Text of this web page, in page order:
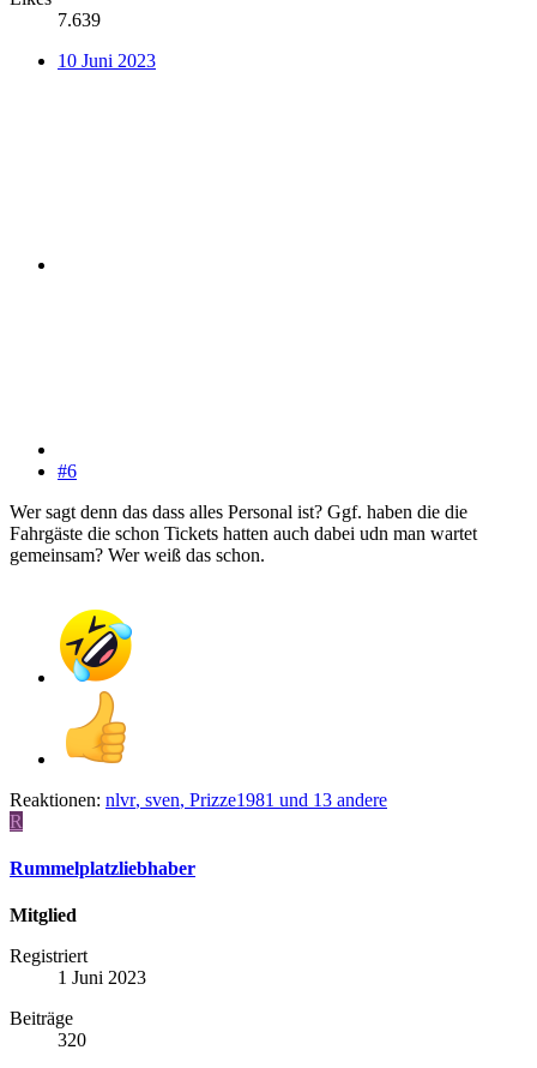
7.639
10 Juni 2023
#6
Wer sagt denn das dass alles Personal ist? Ggf. haben die die
Fahrgäste die schon Tickets hatten auch dabei udn man wartet
gemeinsam? Wer weiß das schon.
Reaktionen: nlvr, sven, Prizze1981 und 13 andere
R
Rummelplatzliebhaber
Mitglied
Registriert
1 Juni 2023
Beiträge
320